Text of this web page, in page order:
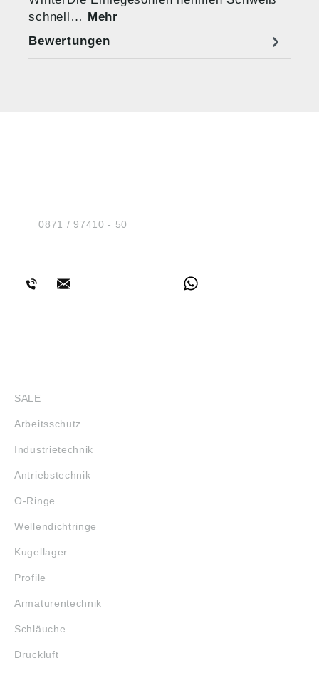
schnell… Mehr
Bewertungen
Tel.:0871 / 97410 - 50
SALE
Arbeitsschutz
Industrietechnik
Antriebstechnik
O-Ringe
Wellendichtringe
Kugellager
Profile
Armaturentechnik
Schläuche
Druckluft